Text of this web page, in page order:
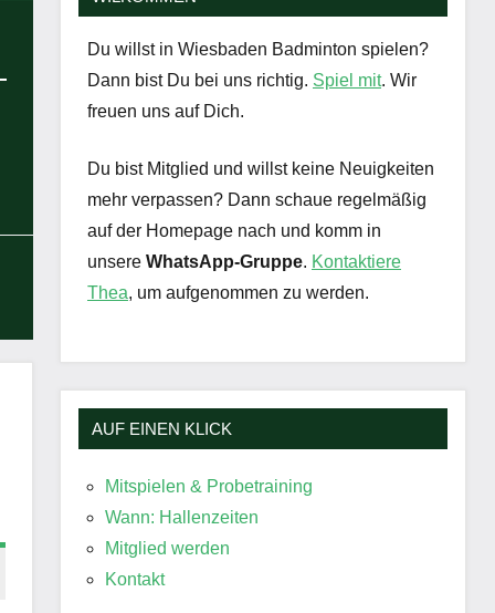
Du willst in Wiesbaden Badminton spielen?
Dann bist Du bei uns richtig. Spiel mit. Wir
freuen uns auf Dich.
Du bist Mitglied und willst keine Neuigkeiten
mehr verpassen? Dann schaue regelmäßig
auf der Homepage nach und komm in
unsere WhatsApp-Gruppe. Kontaktiere
Thea, um aufgenommen zu werden.
AUF EINEN KLICK
Mitspielen & Probetraining
Wann: Hallenzeiten
Mitglied werden
Kontakt